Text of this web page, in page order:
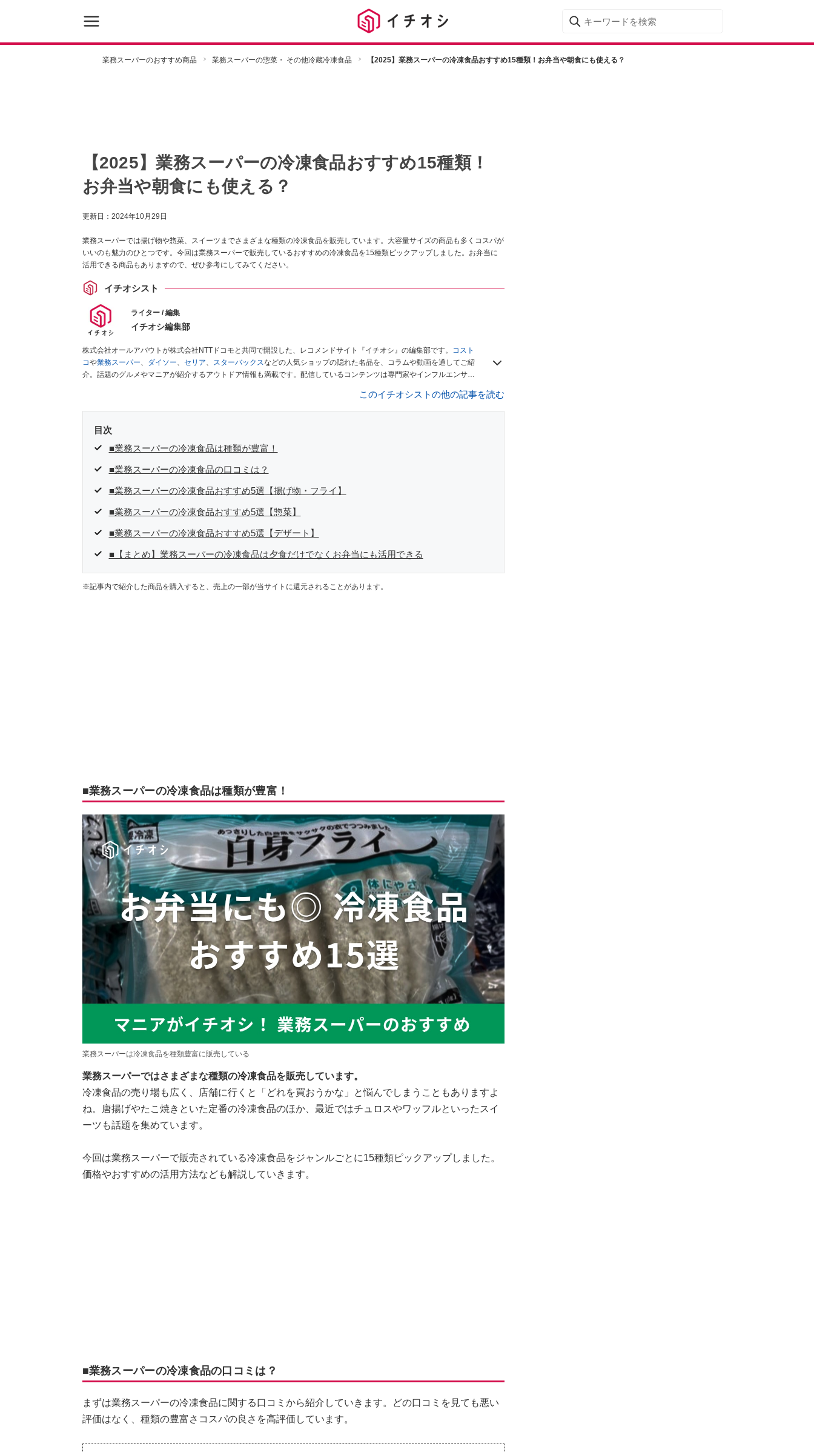
業務スーパーのおすすめ商品 業務スーパーの惣菜・ その他冷蔵冷凍食品 【2025】業務スーパーの冷凍食品おすすめ15種類！お弁当や朝食にも使える？
【2025】業務スーパーの冷凍食品おすすめ15種類！
お弁当や朝食にも使える？
更新日： 2024年10月29日
業務スーパーでは揚げ物や惣菜、スイーツまでさまざまな種類の冷凍食品を販売しています。大容量サイズの商品も多くコスパが
いいのも魅力のひとつです。今回は業務スーパーで販売しているおすすめの冷凍食品を15種類ピックアップしました。お弁当に
活用できる商品もありますので、ぜひ参考にしてみてください。
イチオシスト
ライター / 編集
イチオシ編集部
株式会社オールアバウトが株式会社NTTドコモと共同で開設した、レコメンドサイト『イチオシ』の編集部です。
コスト
コや業務スーパー、 ダイソー、 セリア、 スターバックスなどの人気ショップの隠れた名品を、コラムや動画を通してご紹
介。話題のグルメやマニアが紹介するアウトドア情報も満載です。配信しているコンテンツは専門家やインフルエンサー
このイチオシストの他の記事を読む
目次
■業務スーパーの冷凍食品は種類が豊富！
■業務スーパーの冷凍食品の口コミは？
■業務スーパーの冷凍食品おすすめ5選【揚げ物・フライ】
■業務スーパーの冷凍食品おすすめ5選【惣菜】
■業務スーパーの冷凍食品おすすめ5選【デザート】
■【まとめ】業務スーパーの冷凍食品は夕食だけでなくお弁当にも活用できる
※記事内で紹介した商品を購入すると、売上の一部が当サイトに還元されることがあります。
■業務スーパーの冷凍食品は種類が豊富！
業務スーパーは冷凍食品を種類豊富に販売している
業務スーパーではさまざまな種類の冷凍食品を販売しています。
冷凍食品の売り場も広く、店舗に行くと「どれを買おうかな」と悩んでしまうこともありますよ
ね。唐揚げやたこ焼きといた定番の冷凍食品のほか、最近ではチュロスやワッフルといったスイ
ーツも話題を集めています。
今回は業務スーパーで販売されている冷凍食品をジャンルごとに15種類ピックアップしました。
価格やおすすめの活用方法なども解説していきます。
■業務スーパーの冷凍食品の口コミは？
まずは業務スーパーの冷凍食品に関する口コミから紹介していきます。どの口コミを見ても悪い
評価はなく、種類の豊富さコスパの良さを高評価しています。